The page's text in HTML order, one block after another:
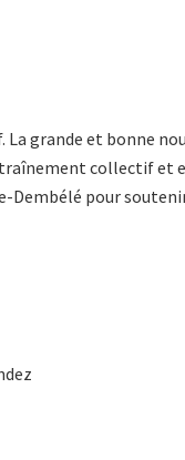
grande et bonne
collectif et
Dembélé pour